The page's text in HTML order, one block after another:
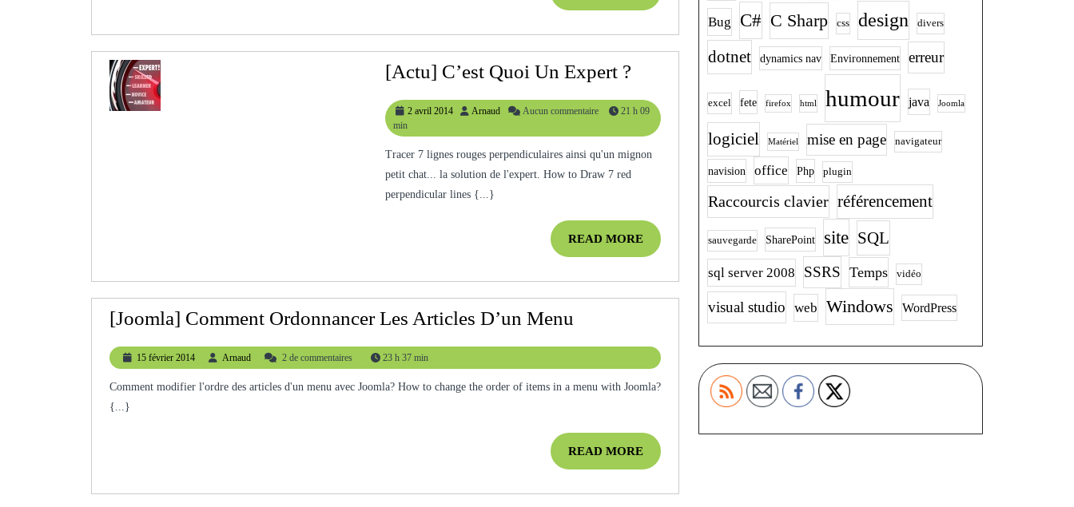
MORE
[Actu] C’est Quoi Un Expert ?
C’est
Quoi
Un
Expert
2 avril 2014
2
2014
Arnaud Arnaud
Aucun commentaire
21 h 09
min
Tracer 7 lignes rouges perpendiculaires ainsi qu'un mignon
petit chat... la solution de l'expert. How to Draw 7 red
perpendicular lines {...}
READ MOREREAD
MORE
[Joomla] Comment Ordonnancer Les Articles D’un Menu
Comment
Ordonnancer
Les
D’un
Menu
15 février 2014
15
février
2014
Arnaud Arnaud2 de commentaires 23 h 37 min
Comment modifier l'ordre des articles d'un menu avec Joomla? How to change the order of items in a menu with Joomla?
{...}
READ MOREREAD
MORE
Bug C# C Sharp css design divers
dotnet dynamics nav Environnement erreur
excel fete firefox html humour java Joomla
logiciel Matériel mise en page navigateur
navision office Php plugin
Raccourcis clavier référencement
sauvegarde SharePoint site SQL
sql server 2008 SSRS Temps vidéo
visual studio web Windows WordPress